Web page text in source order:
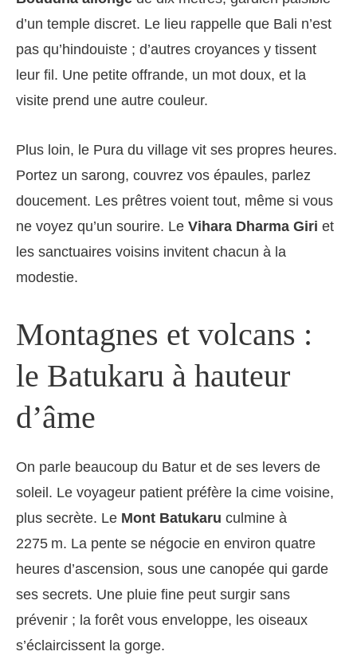
d’un temple discret. Le lieu rappelle que Bali n’est
pas qu’hindouiste ; d’autres croyances y tissent
leur fil. Une petite offrande, un mot doux, et la
visite prend une autre couleur.
Plus loin, le Pura du village vit ses propres heures.
Portez un sarong, couvrez vos épaules, parlez
doucement. Les prêtres voient tout, même si vous
ne voyez qu’un sourire. Le Vihara Dharma Giri et
les sanctuaires voisins invitent chacun à la
modestie.
Montagnes et volcans :
le Batukaru à hauteur
d’âme
On parle beaucoup du Batur et de ses levers de
soleil. Le voyageur patient préfère la cime voisine,
plus secrète. Le Mont Batukaru culmine à
2275 m. La pente se négocie en environ quatre
heures d’ascension, sous une canopée qui garde
ses secrets. Une pluie fine peut surgir sans
prévenir ; la forêt vous enveloppe, les oiseaux
s’éclaircissent la gorge.